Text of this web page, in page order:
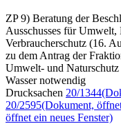
ZP 9) Beratung der
Ausschusses für Umwelt,
Verbraucherschutz (16.
zu dem Antrag der
Umwelt- und Naturschutz
Wasser notwendig
Drucksachen 20/1344
20/2595(Dokument,
öffnet ein neues Fenster)